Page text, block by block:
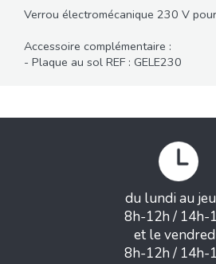
Verrou électromécanique 230 V
Accessoire complémentaire :
- Plaque au sol REF : GELE230
du lundi au
8h-12h / 14h-
et le
8h-12h / 14h-